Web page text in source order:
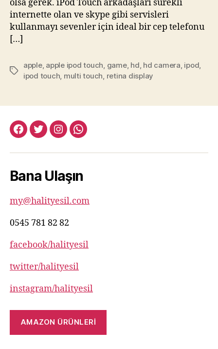
olsa gerek. iPod Touch arkadaşları sürekli
internette olan ve skype gibi servisleri
kullanmayı sevenler için ideal bir cep telefonu
[…]
Etiketler
apple, apple ipod touch game, hd hd camera ipod
ipod touch multi touch retina display
facebook:halityesil
twitter:halityesil
instagram:halityesil
whatsapp:0545
82
Bana Ulaşın
my@halityesil.com
0545 781 82 82
facebook/halityesil
twitter/halityesil
instagram/halityesil
AMAZON ÜRÜNLERİ